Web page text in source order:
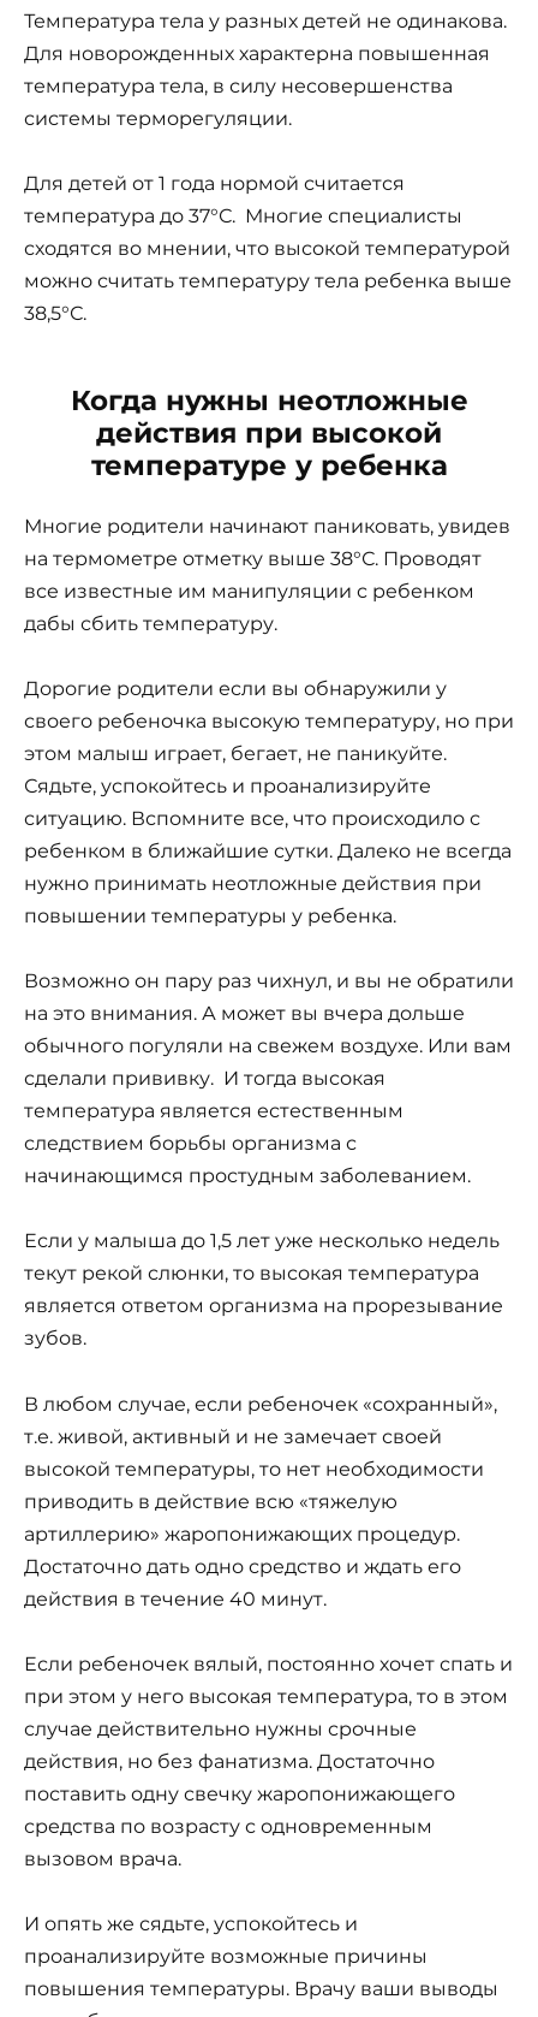
Температура тела у разных детей не одинакова.
Для новорожденных характерна повышенная
температура тела, в силу несовершенства
системы терморегуляции.
Для детей от 1 года нормой считается
температура до 37°С. Многие специалисты
сходятся во мнении, что высокой температурой
можно считать температуру тела ребенка выше
38,5°С.
Когда нужны неотложные
действия при высокой
температуре у ребенка
Многие родители начинают паниковать, увидев
на термометре отметку выше 38°С. Проводят
все известные им манипуляции с ребенком
дабы сбить температуру.
Дорогие родители если вы обнаружили у
своего ребеночка высокую температуру, но при
этом малыш играет, бегает, не паникуйте.
Сядьте, успокойтесь и проанализируйте
ситуацию. Вспомните все, что происходило с
ребенком в ближайшие сутки. Далеко не всегда
нужно принимать неотложные действия при
повышении температуры у ребенка.
Возможно он пару раз чихнул, и вы не обратили
на это внимания. А может вы вчера дольше
обычного погуляли на свежем воздухе. Или вам
сделали прививку. И тогда высокая
температура является естественным
следствием борьбы организма с
начинающимся простудным заболеванием.
Если у малыша до 1,5 лет уже несколько недель
текут рекой слюнки, то высокая температура
является ответом организма на прорезывание
зубов.
В любом случае, если ребеночек «сохранный»,
т.е. живой, активный и не замечает своей
высокой температуры, то нет необходимости
приводить в действие всю «тяжелую
артиллерию» жаропонижающих процедур.
Достаточно дать одно средство и ждать его
действия в течение 40 минут.
Если ребеночек вялый, постоянно хочет спать и
при этом у него высокая температура, то в этом
случае действительно нужны срочные
действия, но без фанатизма. Достаточно
поставить одну свечку жаропонижающего
средства по возрасту с одновременным
вызовом врача.
И опять же сядьте, успокойтесь и
проанализируйте возможные причины
повышения температуры. Врачу ваши выводы